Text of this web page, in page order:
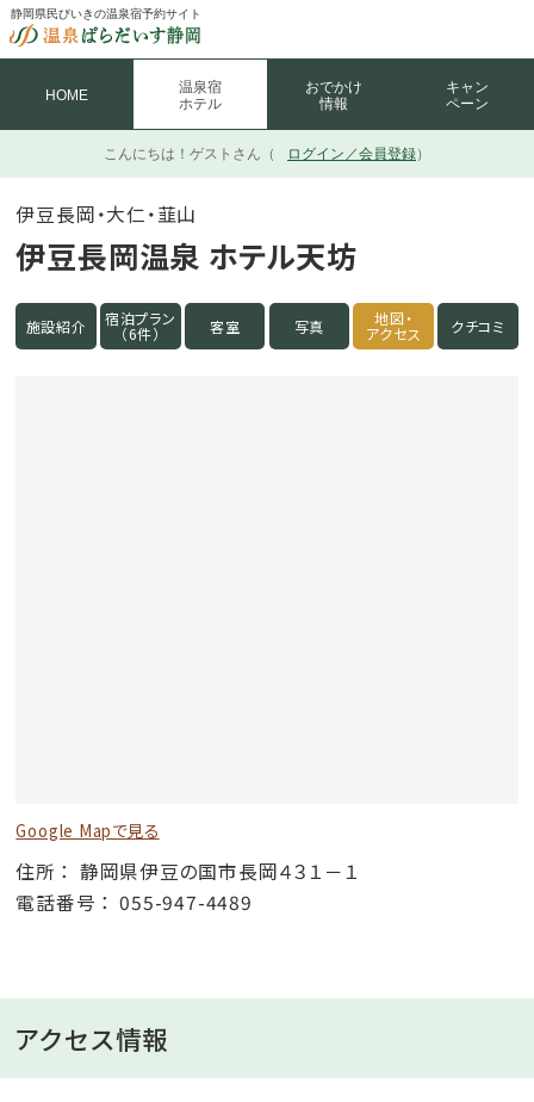
静岡県民びいきの温泉宿予約サイト
HOME
温泉宿
ホテル
おでかけ
情報
キャン
ペーン
こんにちは！ ゲストさん（ ログイン／会員登録）
伊豆長岡・大仁・韮山
伊豆長岡温泉 ホテル天坊
施設紹介 宿泊プラン
（6件） 客室 写真 地図・
アクセス クチコミ
Google Mapで見る
住所
静岡県伊豆の国市長岡４３１－１
電話番号
055-947-4489
アクセス情報